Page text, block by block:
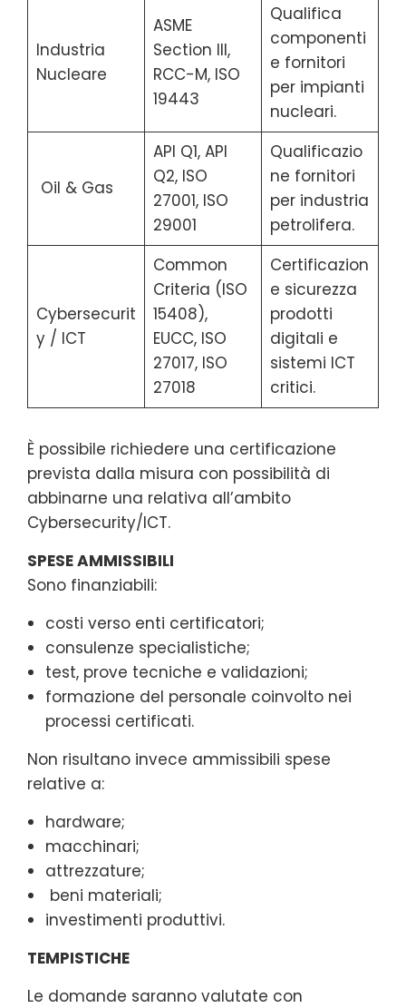
Industria
Nucleare
ASME
Section III,
RCC-M, ISO
19443
Qualifica
componenti
e fornitori
per impianti
nucleari.
Oil & Gas
API Q1, API
Q2, ISO
27001, ISO
29001
Qualificazio
ne fornitori
per industria
petrolifera.
Cybersecurit
y / ICT
Common
Criteria (ISO
15408),
EUCC, ISO
27017, ISO
27018
Certificazion
e sicurezza
prodotti
digitali e
sistemi ICT
critici.
È possibile richiedere una certificazione
prevista dalla misura con possibilità di
abbinarne una relativa all’ambito
Cybersecurity/ICT.
SPESE AMMISSIBILI
Sono finanziabili:
costi verso enti certificatori;
consulenze specialistiche;
test, prove tecniche e validazioni;
formazione del personale coinvolto nei
processi certificati.
Non risultano invece ammissibili spese
relative a:
hardware;
macchinari;
attrezzature;
beni materiali;
investimenti produttivi.
TEMPISTICHE
Le domande saranno valutate con